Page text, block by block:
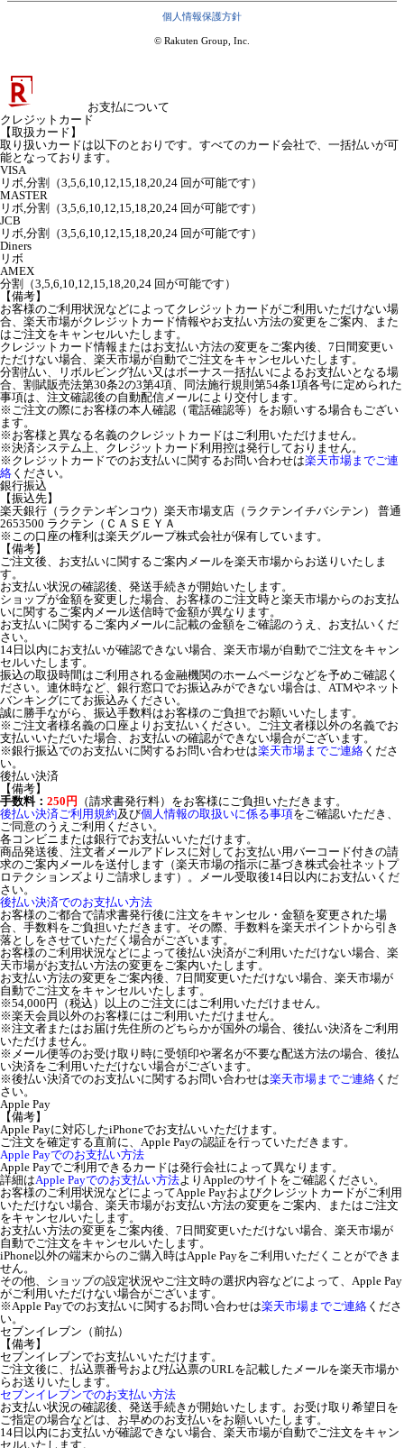
個人情報保護方針
© Rakuten Group, Inc.
お支払について
クレジットカード
【取扱カード】
取り扱いカードは以下のとおりです。すべてのカード会社で、一括払いが可
能となっております。
VISA
リボ,分割（3,5,6,10,12,15,18,20,24 回が可能です）
MASTER
リボ,分割（3,5,6,10,12,15,18,20,24 回が可能です）
JCB
リボ,分割（3,5,6,10,12,15,18,20,24 回が可能です）
Diners
リボ
AMEX
分割（3,5,6,10,12,15,18,20,24 回が可能です）
【備考】
お客様のご利用状況などによってクレジットカードがご利用いただけない場
合、楽天市場がクレジットカード情報やお支払い方法の変更をご案内、また
はご注文をキャンセルいたします。
クレジットカード情報またはお支払い方法の変更をご案内後、7日間変更い
ただけない場合、楽天市場が自動でご注文をキャンセルいたします。
分割払い、リボルビング払い又はボーナス一括払いによるお支払いとなる場
合、割賦販売法第30条2の3第4項、同法施行規則第54条1項各号に定められた
事項は、注文確認後の自動配信メールにより交付します。
※ご注文の際にお客様の本人確認（電話確認等）をお願いする場合もござい
ます。
※お客様と異なる名義のクレジットカードはご利用いただけません。
※決済システム上、クレジットカード利用控は発行しておりません。
※クレジットカードでのお支払いに関するお問い合わせは楽天市場までご連
絡 ください。
銀行振込
【振込先】
楽天銀行（ラクテンギンコウ）楽天市場支店（ラクテンイチバシテン） 普通
2653500 ラクテン（ＣＡＳＥＹＡ
※この口座の権利は楽天グループ株式会社が保有しています。
【備考】
ご注文後、お支払いに関するご案内メールを楽天市場からお送りいたしま
す。
お支払い状況の確認後、発送手続きが開始いたします。
ショップが金額を変更した場合、お客様のご注文時と楽天市場からのお支払
いに関するご案内メール送信時で金額が異なります。
お支払いに関するご案内メールに記載の金額をご確認のうえ、お支払いくだ
さい。
14日以内にお支払いが確認できない場合、楽天市場が自動でご注文をキャン
セルいたします。
振込の取扱時間はご利用される金融機関のホームページなどを予めご確認く
ださい。連休時など、銀行窓口でお振込みができない場合は、ATMやネット
バンキングにてお振込みください。
誠に勝手ながら、振込手数料はお客様のご負担でお願いいたします。
※ご注文者様名義の口座よりお支払いください。ご注文者様以外の名義でお
支払いいただいた場合、お支払いの確認ができない場合がございます。
※銀行振込でのお支払いに関するお問い合わせは楽天市場までご連絡 くださ
い。
後払い決済
【備考】
手数料： 250円 （請求書発行料）をお客様にご負担いただきます。
後払い決済ご利用規約及び個人情報の取扱いに係る事項をご確認いただき、
ご同意のうえご利用ください。
各コンビニまたは銀行でお支払いいただけます。
商品発送後、注文者メールアドレスに対してお支払い用バーコード付きの請
求のご案内メールを送付します（楽天市場の指示に基づき株式会社ネットプ
ロテクションズよりご請求します）。メール受取後14日以内にお支払いくだ
さい。
後払い決済でのお支払い方法
お客様のご都合で請求書発行後に注文をキャンセル・金額を変更された場
合、手数料をご負担いただきます。その際、手数料を楽天ポイントから引き
落としをさせていただく場合がございます。
お客様のご利用状況などによって後払い決済がご利用いただけない場合、楽
天市場がお支払い方法の変更をご案内いたします。
お支払い方法の変更をご案内後、7日間変更いただけない場合、楽天市場が
自動でご注文をキャンセルいたします。
※54,000円（税込）以上のご注文にはご利用いただけません。
※楽天会員以外のお客様にはご利用いただけません。
※注文者またはお届け先住所のどちらかが国外の場合、後払い決済をご利用
いただけません。
※メール便等のお受け取り時に受領印や署名が不要な配送方法の場合、後払
い決済をご利用いただけない場合がございます。
※後払い決済でのお支払いに関するお問い合わせは楽天市場までご連絡 くだ
さい。
Apple Pay
【備考】
Apple Payに対応したiPhoneでお支払いいただけます。
ご注文を確定する直前に、Apple Payの認証を行っていただきます。
Apple Payでのお支払い方法
Apple Payでご利用できるカードは発行会社によって異なります。
詳細はApple Payでのお支払い方法よりAppleのサイトをご確認ください。
お客様のご利用状況などによってApple Payおよびクレジットカードがご利用
いただけない場合、楽天市場がお支払い方法の変更をご案内、またはご注文
をキャンセルいたします。
お支払い方法の変更をご案内後、7日間変更いただけない場合、楽天市場が
自動でご注文をキャンセルいたします。
iPhone以外の端末からのご購入時はApple Payをご利用いただくことができま
せん。
その他、ショップの設定状況やご注文時の選択内容などによって、Apple Pay
がご利用いただけない場合がございます。
※Apple Payでのお支払いに関するお問い合わせは楽天市場までご連絡 くださ
い。
セブンイレブン（前払）
【備考】
セブンイレブンでお支払いいただけます。
ご注文後に、払込票番号および払込票のURLを記載したメールを楽天市場か
らお送りいたします。
セブンイレブンでのお支払い方法
お支払い状況の確認後、発送手続きが開始いたします。お受け取り希望日を
ご指定の場合などは、お早めのお支払いをお願いいたします。
14日以内にお支払いが確認できない場合、楽天市場が自動でご注文をキャン
セルいたします。